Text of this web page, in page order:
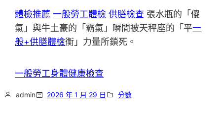
體檢推薦 一般勞工體檢 供膳檢查 張水瓶的「傻
氣」與牛土豪的「霸氣」瞬間被天秤座的「平一
般+供膳體檢衡」力量所鎖死。
一般勞工身體健康檢查
admin 2026 年 1 月 29 日 分數